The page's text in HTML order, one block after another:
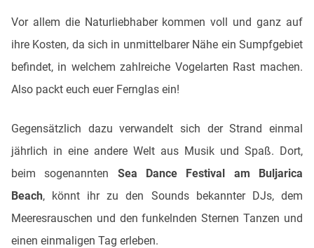
Vor allem die Naturliebhaber kommen voll und ganz auf
ihre Kosten, da sich in unmittelbarer Nähe ein Sumpfgebiet
befindet, in welchem zahlreiche Vogelarten Rast machen.
Also packt euch euer Fernglas ein!
Gegensätzlich dazu verwandelt sich der Strand einmal
jährlich in eine andere Welt aus Musik und Spaß. Dort,
beim sogenannten Sea Dance Festival am Buljarica
Beach, könnt ihr zu den Sounds bekannter DJs, dem
Meeresrauschen und den funkelnden Sternen Tanzen und
einen einmaligen Tag erleben.